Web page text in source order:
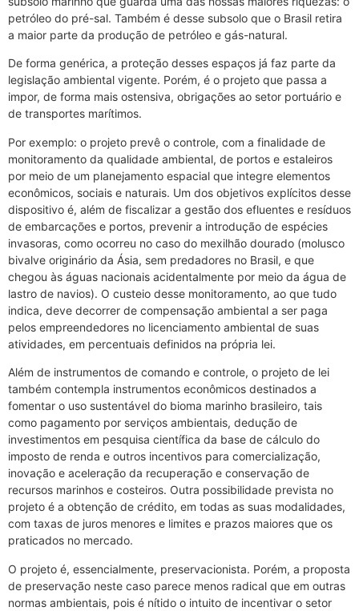
petróleo do pré-sal. Também é desse subsolo que o Brasil retira
a maior parte da produção de petróleo e gás-natural.
De forma genérica, a proteção desses espaços já faz parte da
legislação ambiental vigente. Porém, é o projeto que passa a
impor, de forma mais ostensiva, obrigações ao setor portuário e
de transportes marítimos.
Por exemplo: o projeto prevê o controle, com a finalidade de
monitoramento da qualidade ambiental, de portos e estaleiros
por meio de um planejamento espacial que integre elementos
econômicos, sociais e naturais. Um dos objetivos explícitos desse
dispositivo é, além de fiscalizar a gestão dos efluentes e resíduos
de embarcações e portos, prevenir a introdução de espécies
invasoras, como ocorreu no caso do mexilhão dourado (molusco
bivalve originário da Ásia, sem predadores no Brasil, e que
chegou às águas nacionais acidentalmente por meio da água de
lastro de navios). O custeio desse monitoramento, ao que tudo
indica, deve decorrer de compensação ambiental a ser paga
pelos empreendedores no licenciamento ambiental de suas
atividades, em percentuais definidos na própria lei.
Além de instrumentos de comando e controle, o projeto de lei
também contempla instrumentos econômicos destinados a
fomentar o uso sustentável do bioma marinho brasileiro, tais
como pagamento por serviços ambientais, dedução de
investimentos em pesquisa científica da base de cálculo do
imposto de renda e outros incentivos para comercialização,
inovação e aceleração da recuperação e conservação de
recursos marinhos e costeiros. Outra possibilidade prevista no
projeto é a obtenção de crédito, em todas as suas modalidades,
com taxas de juros menores e limites e prazos maiores que os
praticados no mercado.
O projeto é, essencialmente, preservacionista. Porém, a proposta
de preservação neste caso parece menos radical que em outras
normas ambientais, pois é nítido o intuito de incentivar o setor